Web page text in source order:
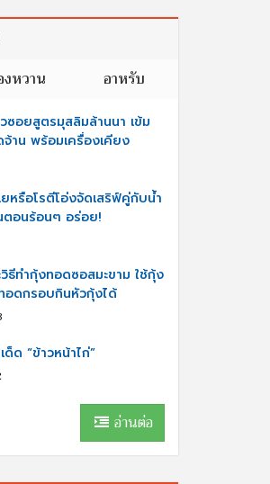
หวาน อาหรับ
ซอยสูตรมุสลิมล้านนา เข้ม
าน พร้อมเครื่องเคียง
หรือโรตีโอ่งจัดเสริฟ์คู่กับนํ้า
ตอนร้อนๆ อร่อย!
ธีทำกุ้งทอดซอสมะขาม ใช้กุ้ง
อดกรอบกินหัวกุ้งได้
ด็ด “ข้าวหน้าไก่”
อ่านต่อ